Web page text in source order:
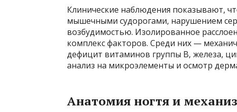
Клинические наблюдения показывают,
мышечными судорогами, нарушением
возбудимостью. Изолированное
комплекс факторов. Среди них —
дефицит витаминов группы B, железа,
анализ на микроэлементы и осмотр
Анатомия ногтя и